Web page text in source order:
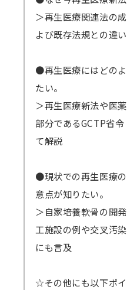
＞再生医療関連法の
よび既存法規との違
●再生医療にはどの
たい。
＞再生医療新法や医
部分であるGCTP省
て解説
●現状での再生医療
意点が知りたい。
＞自家培養軟骨の開
工施設の例や交叉汚
にも言及
☆その他にも以下ポイ